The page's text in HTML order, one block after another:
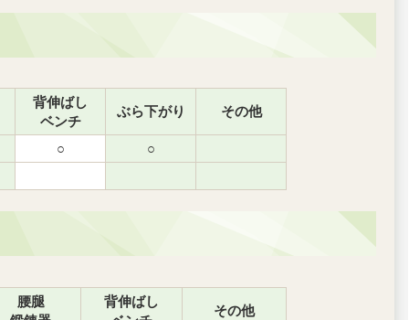
背伸ばし
ベンチ
ぶら下がり その他
○
○
腰腿
背伸ばし
その他